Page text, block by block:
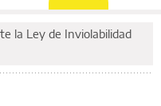
la Ley de Inviolabilidad